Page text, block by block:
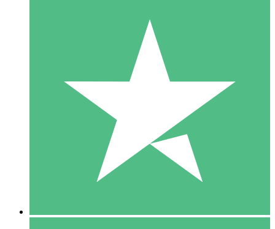
Pacchetti di Crediti Individuali
Paga a consumo con crediti di download. Nessun impegno
1 Download
10
US$1500